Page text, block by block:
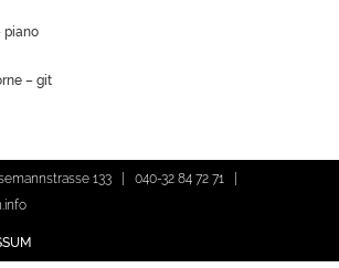
piano
– git
133 |040-32 84 72 71